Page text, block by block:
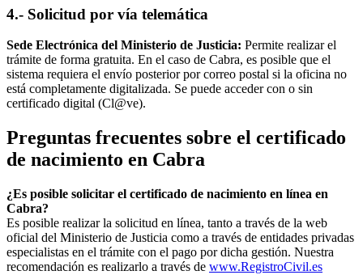
4.- Solicitud por vía telemática
Sede Electrónica del Ministerio de Justicia: Permite realizar el
trámite de forma gratuita. En el caso de Cabra, es posible que el
sistema requiera el envío posterior por correo postal si la oficina no
está completamente digitalizada. Se puede acceder con o sin
certificado digital (Cl@ve).
Preguntas frecuentes sobre el certificado
de nacimiento en Cabra
¿Es posible solicitar el certificado de nacimiento en línea en
Cabra?
Es posible realizar la solicitud en línea, tanto a través de la web
oficial del Ministerio de Justicia como a través de entidades privadas
especialistas en el trámite con el pago por dicha gestión. Nuestra
recomendación es realizarlo a través de www.RegistroCivil.es